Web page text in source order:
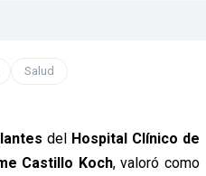
Salud
del Hospital Clínico de
Castillo Koch, valoró como